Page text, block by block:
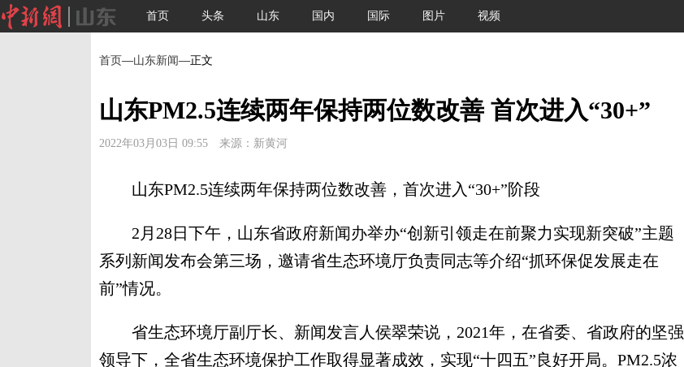
首页 头条 山东 国内 国际 图片 视频
首页—山东新闻—正文
山东PM2.5连续两年保持两位数改善 首次进入“30+”
2022年03月03日 09:55 来源：新黄河
山东PM2.5连续两年保持两位数改善，首次进入“30+”阶段
2月28日下午，山东省政府新闻办举办“创新引领走在前聚力实现新突破”主题
系列新闻发布会第三场，邀请省生态环境厅负责同志等介绍“抓环保促发展走在
前”情况。
省生态环境厅副厅长、新闻发言人侯翠荣说，2021年，在省委、省政府的坚强
领导下，全省生态环境保护工作取得显著成效，实现“十四五”良好开局。PM2.5浓